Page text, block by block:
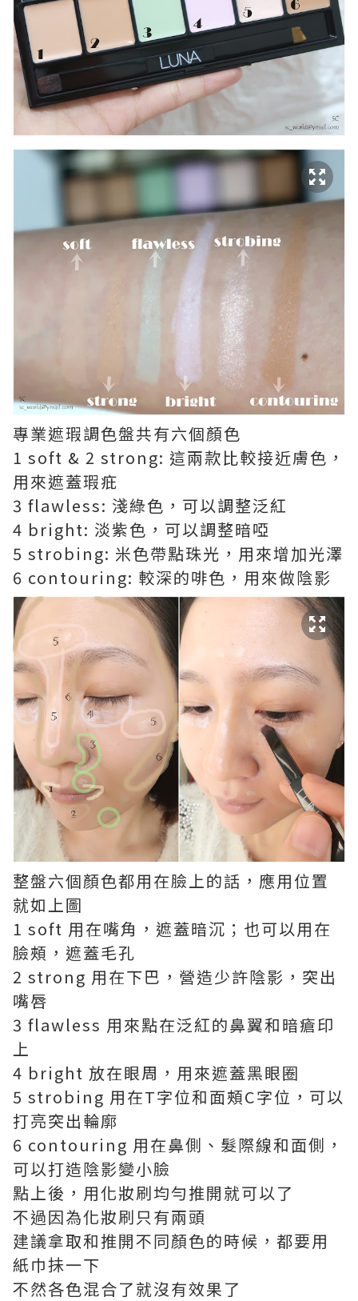
專業遮瑕調色盤共有六個顏色
1 soft & 2 strong: 這兩款比較接近膚色，
用來遮蓋瑕疪
3 flawless: 淺綠色，可以調整泛紅
4 bright: 淡紫色，可以調整暗啞
5 strobing: 米色帶點珠光，用來增加光澤
6 contouring: 較深的啡色，用來做陰影
整盤六個顏色都用在臉上的話，應用位置
就如上圖
1 soft 用在嘴角，遮蓋暗沉；也可以用在
臉頰，遮蓋毛孔
2 strong 用在下巴，營造少許陰影，突出
嘴唇
3 flawless 用來點在泛紅的鼻翼和暗瘡印
上
4 bright 放在眼周，用來遮蓋黑眼圈
5 strobing 用在T字位和面頰C字位，可以
打亮突出輪廓
6 contouring 用在鼻側、髮際線和面側，
可以打造陰影變小臉
點上後，用化妝刷均勻推開就可以了
不過因為化妝刷只有兩頭
建議拿取和推開不同顏色的時候，都要用
紙巾抺一下
不然各色混合了就沒有效果了